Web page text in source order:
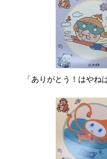
「ありがとう！はやね